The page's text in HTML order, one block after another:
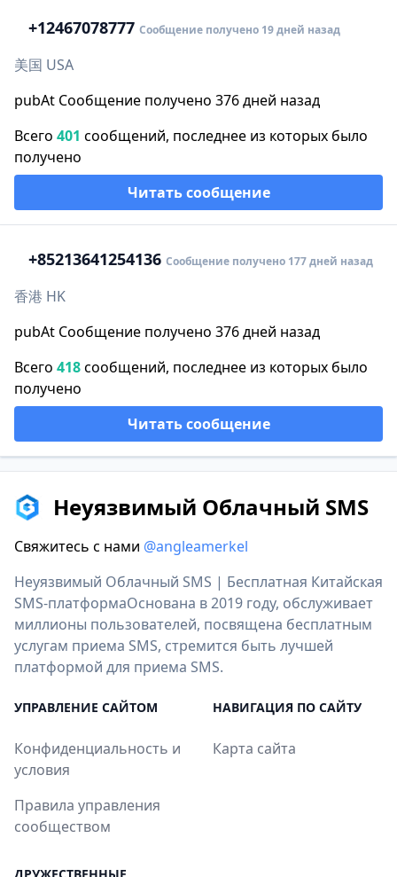
+12467078777 Сообщение получено 19 дней назад
美国 USA
pubAt Сообщение получено 376 дней назад
Всего 401 сообщений, последнее из которых было
получено
Читать сообщение
+85213641254136 Сообщение получено 177 дней назад
香港 HK
pubAt Сообщение получено 376 дней назад
Всего 418сообщений, последнее из которых было
получено
Читать сообщение
Неуязвимый Облачный SMS
Свяжитесь с нами @angleamerkel
Неуязвимый Облачный SMS | Бесплатная Китайская
SMS-платформаОснована в 2019 году, обслуживает
миллионы пользователей, посвящена бесплатным
услугам приема SMS, стремится быть лучшей
платформой для приема SMS.
УПРАВЛЕНИЕ САЙТОМ
Конфиденциальность и
условия
Правила управления
сообществом
НАВИГАЦИЯ ПО САЙТУ
Карта сайта